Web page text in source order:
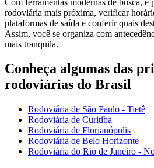
rodoviária mais próxima, verificar
plataformas de saída e conferir quais
Assim, você se organiza com
mais tranquila.
Conheça algumas das
rodoviárias do Brasil
Rodoviária de São Paulo - Tietê
Rodoviária de Curitiba
Rodoviária de Florianópolis
Rodoviária de Belo Horizonte
Rodoviária do Rio de Janeiro -